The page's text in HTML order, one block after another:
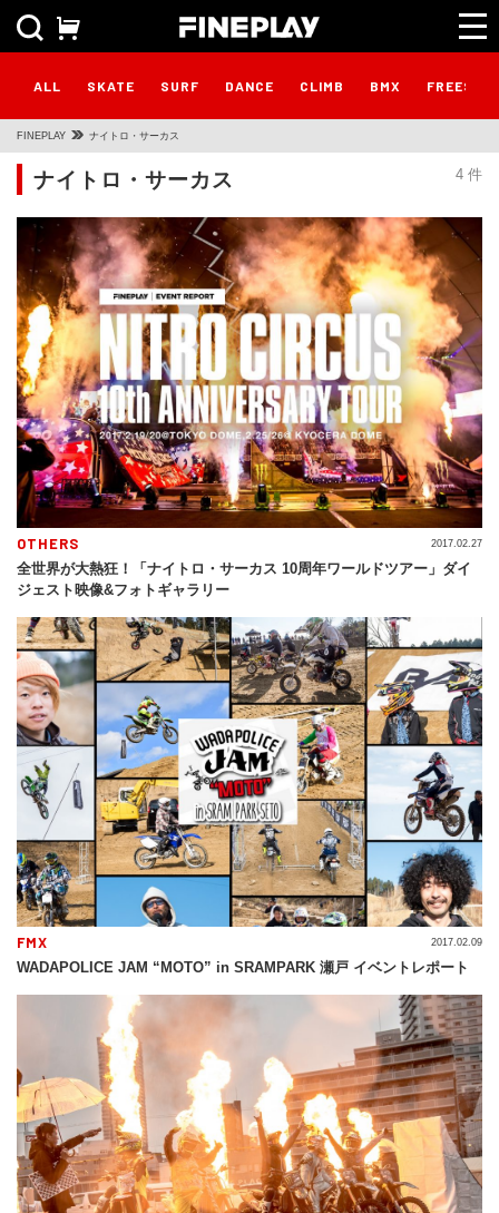
ALL SKATE SURF DANCE CLIMB BMX
FINEPLAY ナイトロ・サーカス
4 件
ナイトロ・サーカス
OTHERS
全世界が大熱狂！「ナイトロ・サーカス 10周年ワールドツアー」ダイ
ジェスト映像&フォトギャラリー
2017.02.27
FMX
WADAPOLICE JAM “MOTO” in SRAMPARK 瀬戸 イベントレポート
2017.02.09